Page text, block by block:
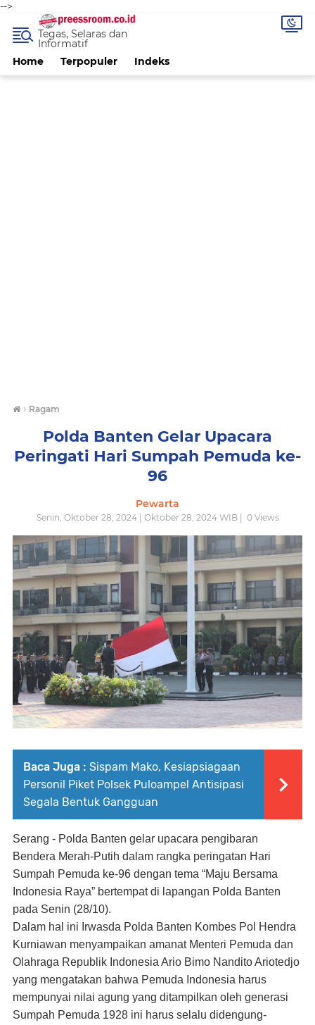
-->
Home Terpopuler Indeks
Tegas, Selaras dan
Informatif
› Ragam
Polda Banten Gelar Upacara
Peringati Hari Sumpah Pemuda ke-
96
Pewarta
Senin, Oktober 28, 2024 | Oktober 28, 2024 WIB | 0Views
Baca Juga : Sispam Mako, Kesiapsiagaan
Personil Piket Polsek Puloampel Antisipasi
Segala Bentuk Gangguan
Serang - Polda Banten gelar upacara pengibaran
Bendera Merah-Putih dalam rangka peringatan Hari
Sumpah Pemuda ke-96 dengan tema “Maju Bersama
Indonesia Raya” bertempat di lapangan Polda Banten
pada Senin (28/10).
Dalam hal ini Irwasda Polda Banten Kombes Pol Hendra
Kurniawan menyampaikan amanat Menteri Pemuda dan
Olahraga Republik Indonesia Ario Bimo Nandito Ariotedjo
yang mengatakan bahwa Pemuda Indonesia harus
mempunyai nilai agung yang ditampilkan oleh generasi
Sumpah Pemuda 1928 ini harus selalu didengung-